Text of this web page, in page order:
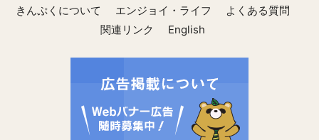
きんぷくについて エンジョイ・ライフ
よくある質問
関連リンク
English